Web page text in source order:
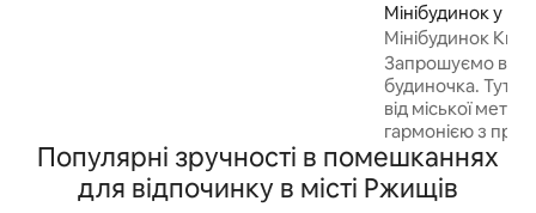
Мінібудинок у
Мінібудинок
Запрошуємо вас
будиночка. Тут
від міської
гармонією з
все необхідне
проживання: Зручності: Wi-Fi,
опалення
Популярні зручності в помешканнях
для відпочинку в місті Ржищів